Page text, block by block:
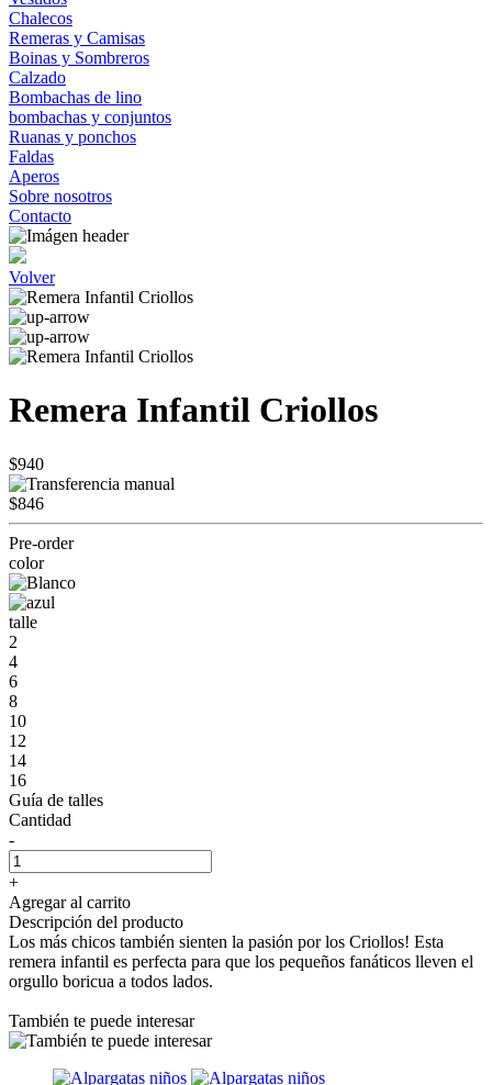
Chalecos
Remeras y Camisas
Boinas y Sombreros
Calzado
Bombachas de lino
bombachas y conjuntos
Ruanas y ponchos
Faldas
Aperos
Sobre nosotros
Contacto
Volver
Remera Infantil Criollos
$940
$846
Pre-order
color
talle
2
4
6
8
10
12
14
16
Guía de talles
Cantidad
-
+
Agregar al carrito
Descripción del producto
Los más chicos también sienten la pasión por los Criollos! Esta
remera infantil es perfecta para que los pequeños fanáticos lleven el
orgullo boricua a todos lados.
También te puede interesar